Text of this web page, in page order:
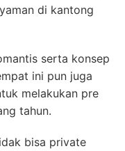
di kantong
serta konsep
ini pun juga
melakukan pre
tahun.
bisa private